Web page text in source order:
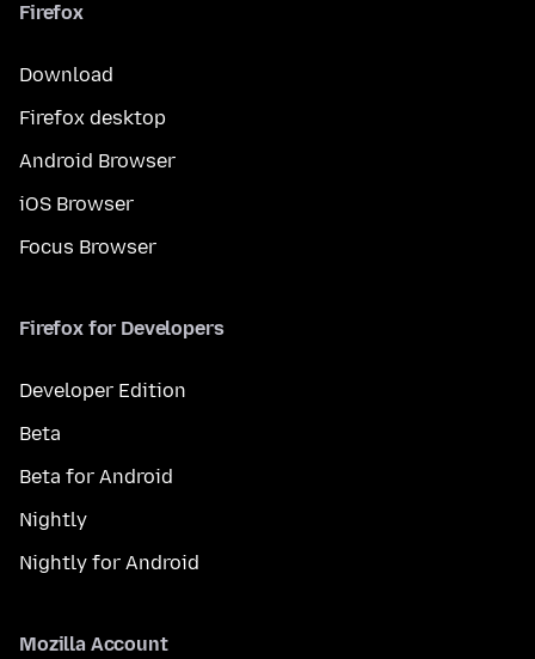
Firefox
Download
Firefox desktop
Android Browser
iOS Browser
Focus Browser
Firefox for Developers
Developer Edition
Beta
Beta for Android
Nightly
Nightly for Android
Mozilla Account